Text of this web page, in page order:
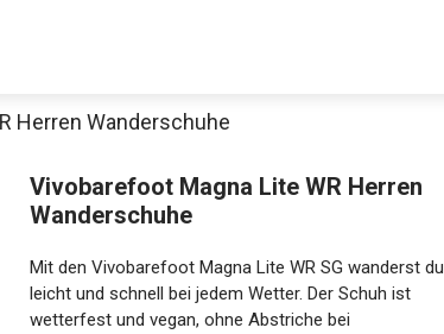
Herren Wanderschuhe
Vivobarefoot Magna Lite WR Herren
Wanderschuhe
Mit den Vivobarefoot Magna Lite WR SG wanderst du
leicht und schnell bei jedem Wetter. Der Schuh ist
wetterfest und vegan, ohne Abstriche bei